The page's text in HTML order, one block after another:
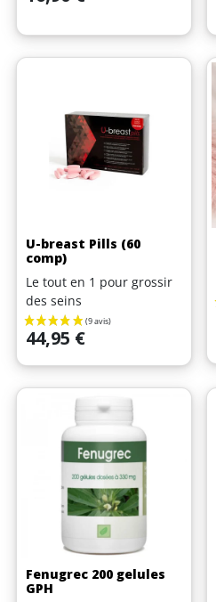
(8 avis)
U-breast Pills (60
comp)
Le tout en 1 pour grossir
des seins
Prix
44,95 €
Fenugrec 200 gelules
GPH